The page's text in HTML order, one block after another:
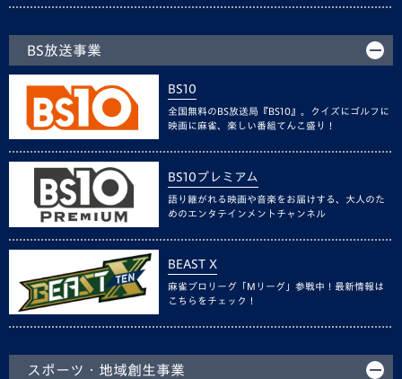
BS放送事業
BS10
全国無料のBS放送局『BS10』。クイズにゴルフに
映画に麻雀、楽しい番組てんこ盛り！
BS10プレミアム
語り継がれる映画や音楽をお届けする、大人のた
めのエンタテインメントチャンネル
BEAST X
麻雀プロリーグ「Mリーグ」参戦中！最新情報は
こちらをチェック！
スポーツ・地域創生事業